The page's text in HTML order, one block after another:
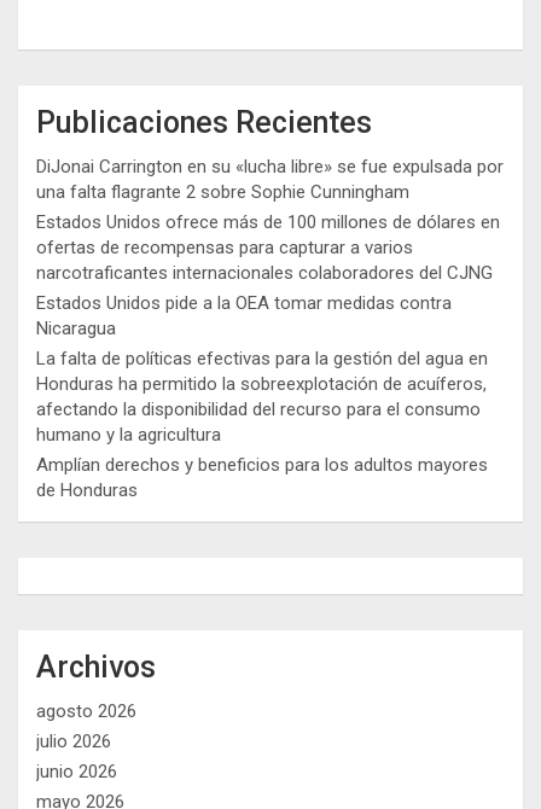
Publicaciones Recientes
DiJonai Carrington en su «lucha libre» se fue expulsada por
una falta flagrante 2 sobre Sophie Cunningham
Estados Unidos ofrece más de 100 millones de dólares en
ofertas de recompensas para capturar a varios
narcotraficantes internacionales colaboradores del CJNG
Estados Unidos pide a la OEA tomar medidas contra
Nicaragua
La falta de políticas efectivas para la gestión del agua en
Honduras ha permitido la sobreexplotación de acuíferos,
afectando la disponibilidad del recurso para el consumo
humano y la agricultura
Amplían derechos y beneficios para los adultos mayores
de Honduras
Archivos
agosto 2026
julio 2026
junio 2026
mayo 2026